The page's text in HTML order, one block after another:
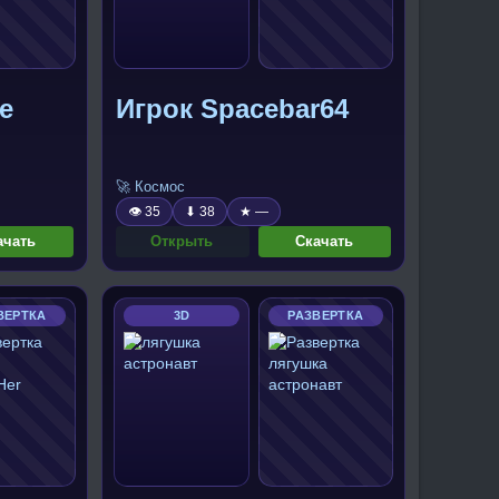
Игрок Spacebar64
🚀 Космос
👁 35 ⬇ 38 ★ —
Открыть Скачать
3D РАЗВЕРТКА